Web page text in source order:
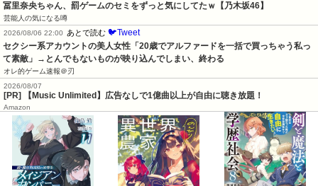
冨里奈央ちゃん、罰ゲームのセミをずっと気にしてたｗ【乃木坂46】
芸能人の気になる噂
2026/08/06 22:00
あとで読む 🐦Tweet
セクシー系アカウントの美人女性「20歳でアルファードを一括で買っちゃう私っ
て素敵」→とんでもないものが映り込んでしまい、終わる
オレ的ゲーム速報＠刃
2026/08/07
[PR] 【Music Unlimited】広告なしで1億曲以上が自由に聴き放題！
Amazon